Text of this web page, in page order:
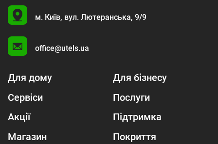
U
м. Київ, вул. Лютеранська, 9/9
office@utels.ua
Для дому
Для бізнесу
Сервіси
Послуги
Акції
Підтримка
Магазин
Покриття